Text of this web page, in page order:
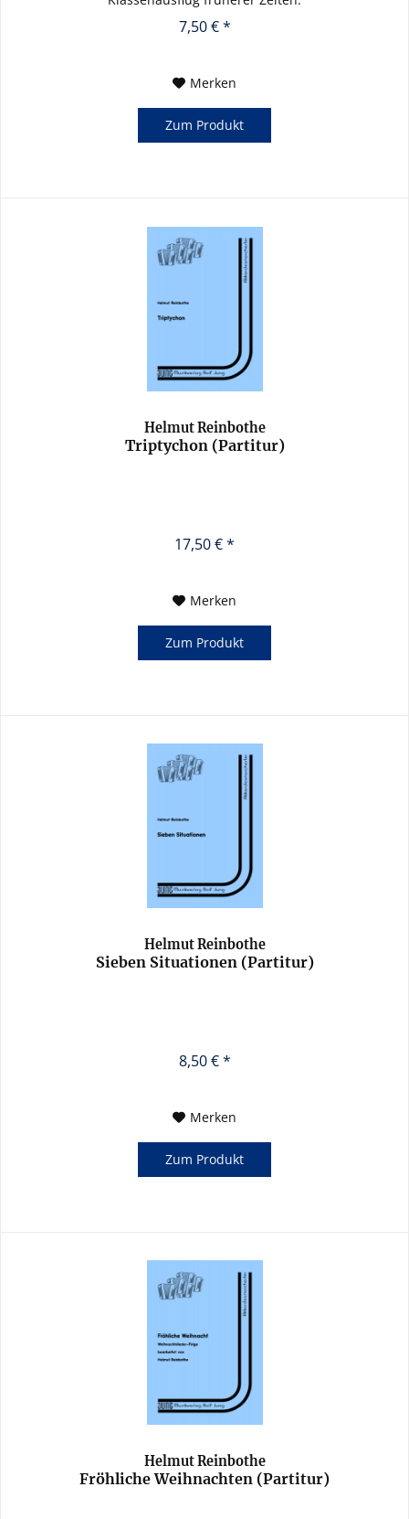
7,50 € *
Merken
Zum Produkt
Helmut Reinbothe
Triptychon (Partitur)
17,50 € *
Merken
Zum Produkt
Helmut Reinbothe
Sieben Situationen (Partitur)
8,50 € *
Merken
Zum Produkt
Helmut Reinbothe
Fröhliche Weihnachten (Partitur)